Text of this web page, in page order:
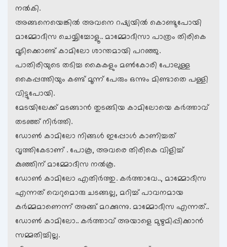
നല്‍കി.
അങ്ങനെയെങ്കില്‍ അവനെ റഷ്യയില്‍ കൊണ്ടുപോയി
മാമ്മോദീസ ചെയ്യിച്ചോളൂ.. മാമ്മോദീസാ പാത്രം തിരികെ
മൂടിക്കൊണ്ട് കാമിലോ ശാന്തമായി പറഞ്ഞു.
പാതിരിയുടെ തടിച്ച കൈകളും മൺകോരി പോലുള്ള
കൈപ്പത്തിയും കണ്ട് മൂന്ന് പേരും ഒന്നും മിണ്ടാതെ പള്ളി
വിട്ടുപോയി.
മേടയിലേക്ക് മടങ്ങാന്‍ തുടങ്ങിയ കാമിലോയെ‍ കര്‍ത്താവ്
തടഞ്ഞ് നിര്‍ത്തി.
ഡോണ്‍ കാമിലോ നിങ്ങള്‍ ഇപ്പോള്‍ കാണിച്ചത്
വൃത്തികേടാണ് . പോകൂ, അവരെ തിരികെ വിളിച്ച്
കുഞ്ഞിന് മാമ്മോദീസ നല്‍കൂ.
ഡോണ്‍ കാമിലോ എതിര്‍ത്തു. കര്‍ത്താവേ.., മാമ്മോദീസ
എന്നത് വെറുമൊരു ചടങ്ങല്ല, മറിച്ച് പാവനമായ
കര്‍മ്മമാണെന്ന് അങ്ങ് മറക്കുന്നു. മാമ്മോദീസ എന്നത്..
ഡോണ്‍ കാമിലോ.. കര്‍ത്താവ് അയാളെ മുഴുമിപ്പിക്കാന്‍
സമ്മതിച്ചില്ല.